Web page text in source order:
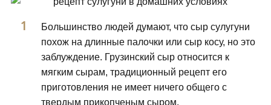
Большинство людей думают, что сыр сулугуни
похож на длинные палочки или сыр косу, но это
заблуждение. Грузинский сыр относится к
мягким сырам, традиционный рецепт его
приготовления не имеет ничего общего с
твердым прикопченым сыром.